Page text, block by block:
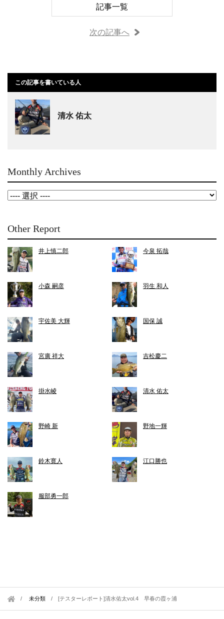
記事一覧
次の記事へ
この記事を書いている人
清水 佑太
Monthly Archives
Other Report
井上慎二郎 今泉 拓哉
小森 嗣彦 羽生 和人
宇佐美 大輝 国保 誠
宮廣 祥大 吉松慶二
掛水崚 清水 佑太
野崎 新 野地一輝
鈴木寛人 江口勝也
服部勇一郎
未分類 /[テスターレポート]清水佑太vol.4 早春の霞ヶ浦